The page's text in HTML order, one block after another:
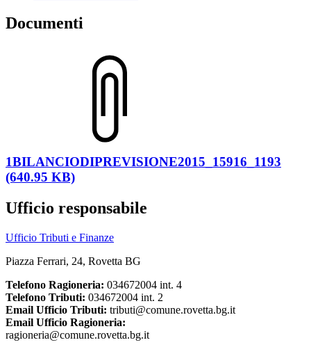
Documenti
1BILANCIODIPREVISIONE2015_15916_1193
(640.95 KB)
Ufficio responsabile
Ufficio Tributi e Finanze
Piazza Ferrari, 24, Rovetta BG
Telefono Ragioneria: 034672004 int. 4
Telefono Tributi: 034672004 int. 2
Email Ufficio Tributi: tributi@comune.rovetta.bg.it
Email Ufficio Ragioneria:
ragioneria@comune.rovetta.bg.it